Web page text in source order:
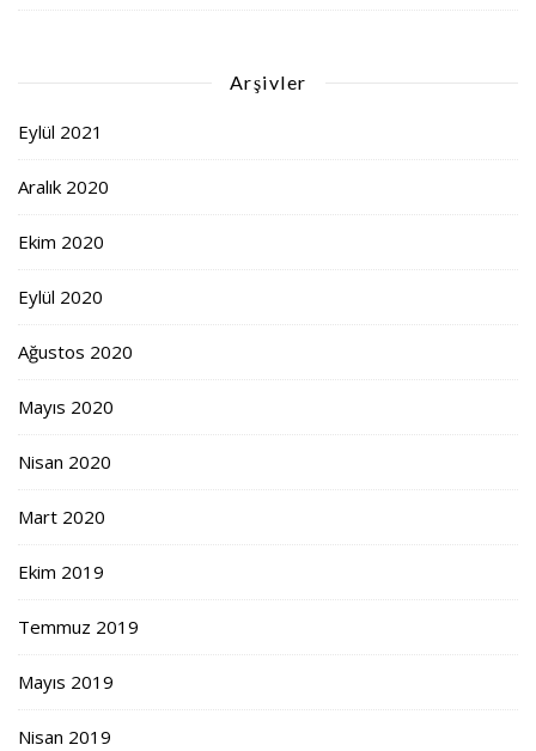
Arşivler
Eylül 2021
Aralık 2020
Ekim 2020
Eylül 2020
Ağustos 2020
Mayıs 2020
Nisan 2020
Mart 2020
Ekim 2019
Temmuz 2019
Mayıs 2019
Nisan 2019